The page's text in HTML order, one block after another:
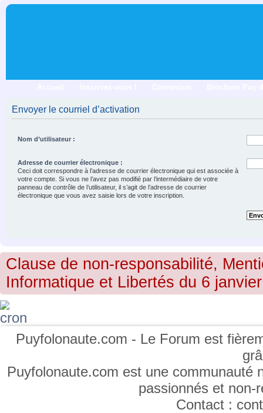
Envoyer le courriel d’activation
Nom d’utilisateur :
Adresse de courrier électronique :
Ceci doit correspondre à l’adresse de courrier électronique qui est associée à
votre compte. Si vous ne l’avez pas modifié par l’intermédiaire de votre
panneau de contrôle de l’utilisateur, il s’agit de l’adresse de courrier
électronique que vous avez saisie lors de votre inscription.
Clause de non-responsabilité,
Informatique et Libertés du 6
Puyfolonaute.com - Le Forum est
Puyfolonaute.com est une communauté
passionnés et
Contact :